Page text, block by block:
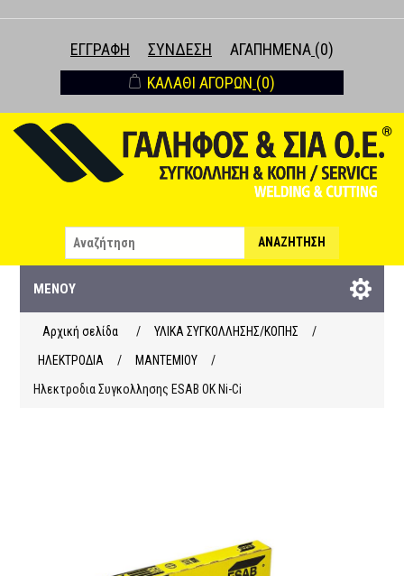
ΕΓΓΡΑΦΉ ΣΎΝΔΕΣΗ ΑΓΑΠΗΜΈΝΑ (0)
ΚΑΛΆΘΙ ΑΓΟΡΏΝ (0)
ΑΝΑΖΉΤΗΣΗ
ΜΕΝΟΎ
Αρχική σελίδα / ΥΛΙΚΑ ΣΥΓΚΟΛΛΗΣΗΣ/ΚΟΠΗΣ
/
ΗΛΕΚΤΡΟΔΙΑ
/ ΜΑΝΤΕΜΙΟΥ
/
Ηλεκτροδια Συγκολλησης ESAB OK Ni-Ci